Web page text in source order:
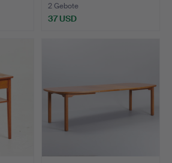
2 Gebote
37 USD